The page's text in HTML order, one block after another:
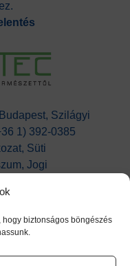
biztonságos böngészés
Szilágyi
1) 392-0385
Süti
Jogi